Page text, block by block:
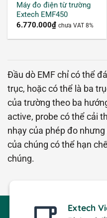
Extech EMF510 đo
Bên cạnh đó, ảnh
ảnh hưởng lâu dài,
tính di truyền. Chính vì
đo điện từ trường để
trường chính xác. Từ
phục kịp thời và hiệu
Máy đo cường độ
những thiết bị như:
Máy đo điện từ trường
Extech EMF450
6.770.000₫ chưa VAT 8%
Đầu dò EMF chỉ có thể
trục, hoặc có thể là ba
của trường theo ba
active, probe có thể cải
nhạy của phép đo
của chúng có thể hạn
chúng.
Extech